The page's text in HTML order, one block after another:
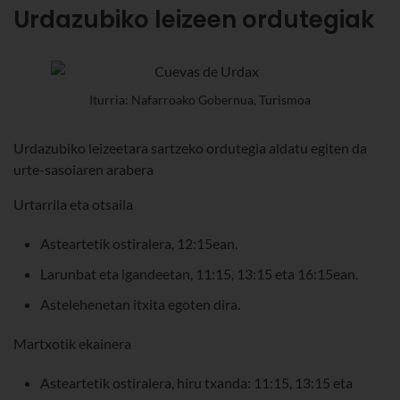
Urdazubiko leizeen ordutegiak
Iturria: Nafarroako Gobernua, Turismoa
Urdazubiko leizeetara sartzeko ordutegia aldatu egiten da
urte-sasoiaren arabera
Urtarrila eta otsaila
Asteartetik ostiralera, 12:15ean.
Larunbat eta igandeetan, 11:15, 13:15 eta 16:15ean.
Astelehenetan itxita egoten dira.
Martxotik ekainera
Asteartetik ostiralera, hiru txanda: 11:15, 13:15 eta